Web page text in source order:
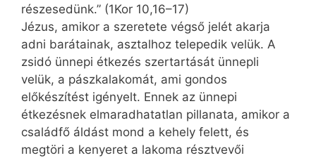
részesedünk.” (1Kor 10,16–17)
Jézus, amikor a szeretete végső jelét akarja
adni barátainak, asztalhoz telepedik velük. A
zsidó ünnepi étkezés szertartását ünnepli
velük, a pászkalakomát, ami gondos
előkészítést igényelt. Ennek az ünnepi
étkezésnek elmaradhatatlan pillanata, amikor a
családfő áldást mond a kehely felett, és
megtöri a kenyeret a lakoma résztvevői